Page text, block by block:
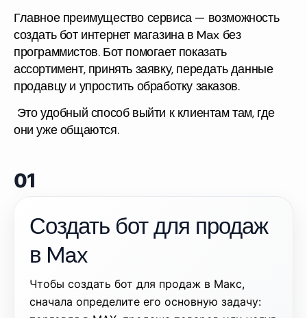
Главное преимущество сервиса — возможность
создать бот интернет магазина в Max без
программистов. Бот помогает показать
ассортимент, принять заявку, передать данные
продавцу и упростить обработку заказов.
Это удобный способ выйти к клиентам там, где
они уже общаются.
01
Создать бот для продаж
в Max
Чтобы создать бот для продаж в Макс,
сначала определите его основную задачу: